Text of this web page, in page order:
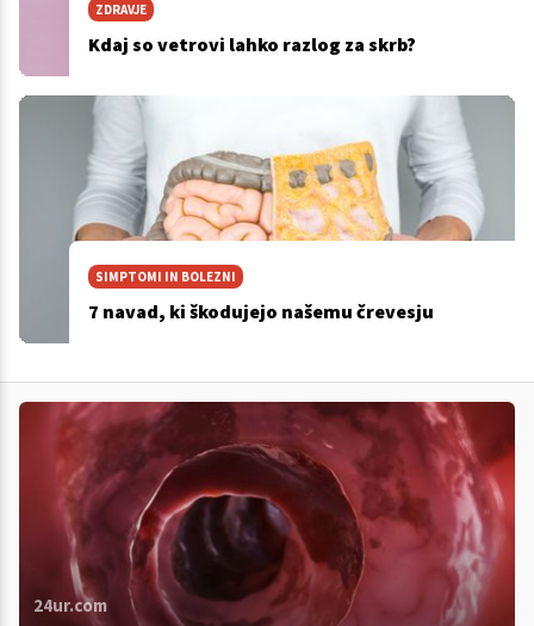
ZDRAVJE
Kdaj so vetrovi lahko razlog za skrb?
SIMPTOMI IN BOLEZNI
7 navad, ki škodujejo našemu črevesju
24ur.com